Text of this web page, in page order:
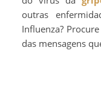
outras
Influenza?
das mensagens